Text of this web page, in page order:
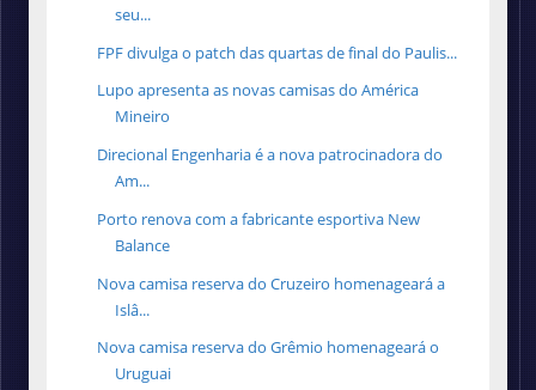
seu...
FPF divulga o patch das quartas de final do Paulis...
Lupo apresenta as novas camisas do América
Mineiro
Direcional Engenharia é a nova patrocinadora do
Am...
Porto renova com a fabricante esportiva New
Balance
Nova camisa reserva do Cruzeiro homenageará a
Islâ...
Nova camisa reserva do Grêmio homenageará o
Uruguai